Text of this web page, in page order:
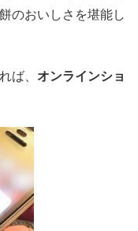
のおいしさを堪能し
ば、 オンラインショ